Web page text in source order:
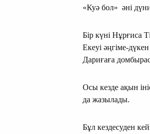
«Куә бол» әні
Бір күні Нұрғиса
Екеуі әңгіме-
Дариғаға
Осы кезде ақын
да жазылады.
Бұл кездесуден